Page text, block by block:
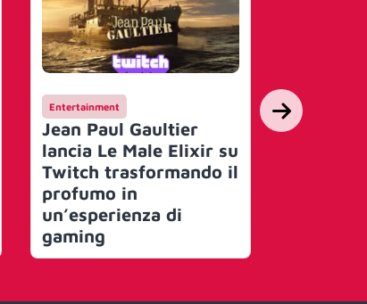
Entertainment
Jean Paul Gaultier
lancia Le Male Elixir su
Twitch trasformando il
profumo in
un’esperienza di
gaming
Campagne
Hello